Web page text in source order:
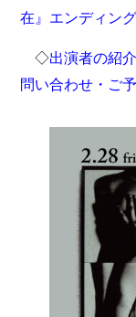
在』エンディン
◇出演者の紹介
問い合わせ・ご